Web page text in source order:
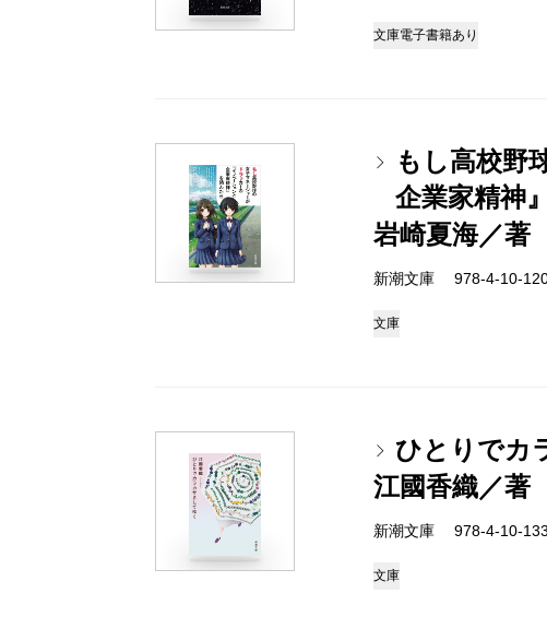
文庫電子書籍あり
もし高校野
企業家精神
岩崎夏海／著
新潮文庫 978-4-10-
文庫
ひとりでカ
江國香織／著
新潮文庫 978-4-10-
文庫